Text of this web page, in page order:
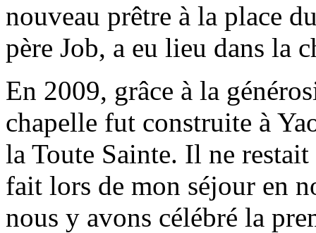
nouveau prêtre à la place
père Job, a eu lieu dans la
En 2009, grâce à la
chapelle fut construite à
la Toute Sainte. Il ne
fait lors de mon séjour en
nous y avons célébré la